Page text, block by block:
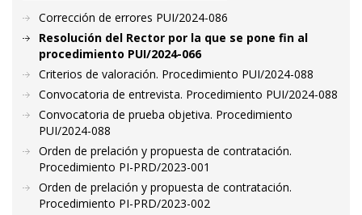
Corrección de errores PUI/2024-086
Resolución del Rector por la que se pone fin al
procedimiento PUI/2024-066
Criterios de valoración. Procedimiento PUI/2024-088
Convocatoria de entrevista. Procedimiento PUI/2024-088
Convocatoria de prueba objetiva. Procedimiento
PUI/2024-088
Orden de prelación y propuesta de contratación.
Procedimiento PI-PRD/2023-001
Orden de prelación y propuesta de contratación.
Procedimiento PI-PRD/2023-002